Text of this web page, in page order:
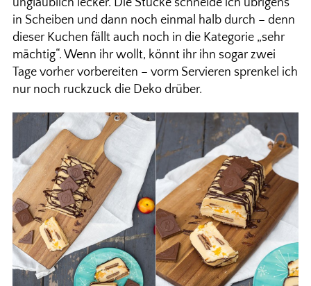
unglaublich lecker. Die Stücke schneide ich übrigens
in Scheiben und dann noch einmal halb durch – denn
dieser Kuchen fällt auch noch in die Kategorie „sehr
mächtig“. Wenn ihr wollt, könnt ihr ihn sogar zwei
Tage vorher vorbereiten – vorm Servieren sprenkel ich
nur noch ruckzuck die Deko drüber.